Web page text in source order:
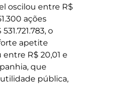
oscilou entre R$
ações
o
apetite
R$ 20,01 e
que
pública,